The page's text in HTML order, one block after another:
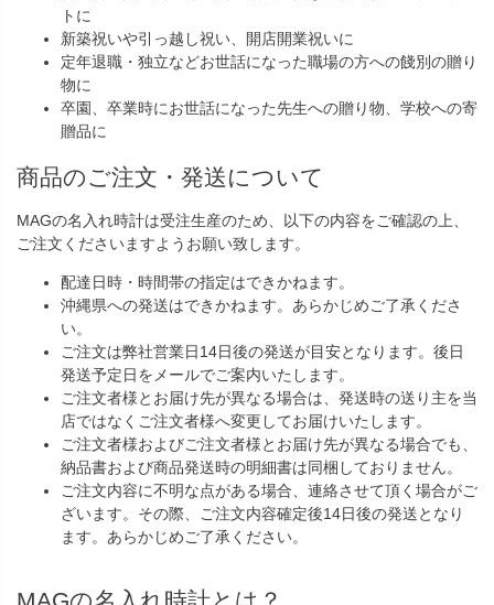
トに
新築祝いや引っ越し祝い、開店開業祝いに
定年退職・独立などお世話になった職場の方への餞別の贈り
物に
卒園、卒業時にお世話になった先生への贈り物、学校への寄
贈品に
商品のご注文・発送について
MAGの名入れ時計は受注生産のため、以下の内容をご確認の上、
ご注文くださいますようお願い致します。
配達日時・時間帯の指定はできかねます。
沖縄県への発送はできかねます。あらかじめご了承くださ
い。
ご注文は弊社営業日14日後の発送が目安となります。後日
発送予定日をメールでご案内いたします。
ご注文者様とお届け先が異なる場合は、発送時の送り主を当
店ではなくご注文者様へ変更してお届けいたします。
ご注文者様およびご注文者様とお届け先が異なる場合でも、
納品書および商品発送時の明細書は同梱しておりません。
ご注文内容に不明な点がある場合、連絡させて頂く場合がご
ざいます。その際、ご注文内容確定後14日後の発送となり
ます。あらかじめご了承ください。